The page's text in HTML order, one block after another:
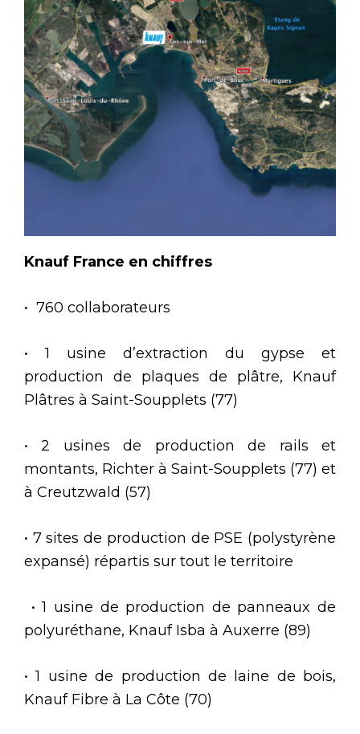
Knauf France en chiffres
• 760 collaborateurs
• 1 usine d’extraction du gypse et
production de plaques de plâtre, Knauf
Plâtres à Saint-Soupplets (77)
• 2 usines de production de rails et
montants, Richter à Saint-Soupplets (77) et
à Creutzwald (57)
• 7 sites de production de PSE (polystyrène
expansé) répartis sur tout le territoire
• 1 usine de production de panneaux de
polyuréthane, Knauf Isba à Auxerre (89)
• 1 usine de production de laine de bois,
Knauf Fibre à La Côte (70)